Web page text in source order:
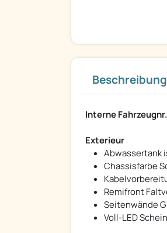
Beschreibung
Interne
Exterieur
Abwassertank
Chassisfarbe
Remifront
Seitenwände
Voll-LED